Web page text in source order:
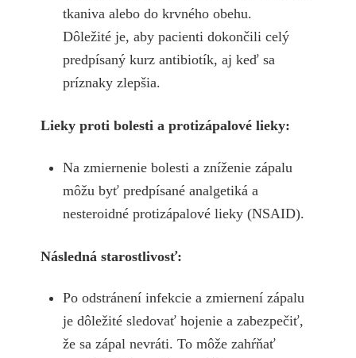
tkaniva alebo do krvného obehu.
Dôležité je, aby pacienti dokončili celý
predpísaný kurz antibiotík, aj keď sa
príznaky zlepšia.
Lieky proti bolesti a protizápalové lieky:
Na zmiernenie bolesti a zníženie zápalu
môžu byť predpísané analgetiká a
nesteroidné protizápalové lieky (NSAID).
Následná starostlivosť:
Po odstránení infekcie a zmiernení zápalu
je dôležité sledovať hojenie a zabezpečiť,
že sa zápal nevráti. To môže zahŕňať